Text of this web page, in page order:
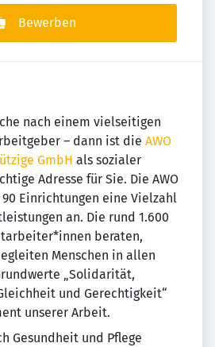
Bewerben
nach einem vielseitigen
– dann ist die AWO
GmbH als sozialer
Adresse für Sie. Die AWO
Einrichtungen eine Vielzahl
an. Die rund 1.600
beraten,
Menschen in allen
„Solidarität,
und Gerechtigkeit“
unserer Arbeit.
Gesundheit und Pflege